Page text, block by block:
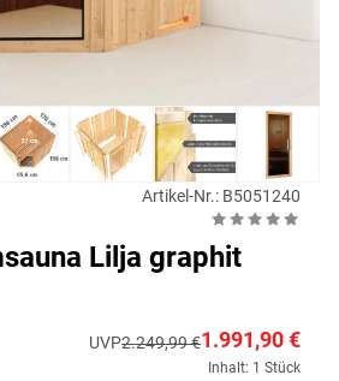
Artikel-Nr.: B5051240
Lilja graphit
UVP2.249,99 €1.991,90 €
Inhalt: 1 Stück